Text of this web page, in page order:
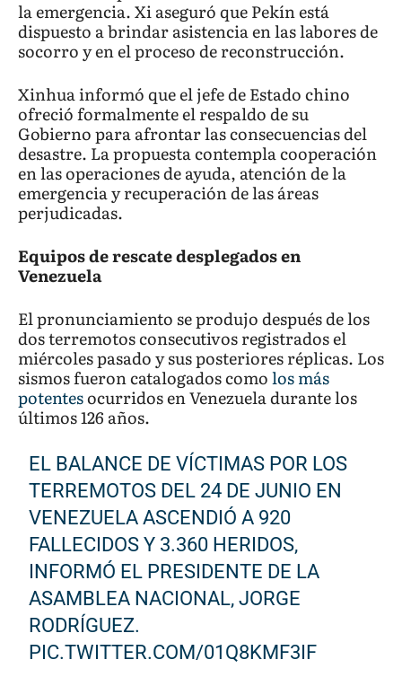
la emergencia. Xi aseguró que Pekín está
dispuesto a brindar asistencia en las labores de
socorro y en el proceso de reconstrucción.
Xinhua informó que el jefe de Estado chino
ofreció formalmente el respaldo de su
Gobierno para afrontar las consecuencias del
desastre. La propuesta contempla cooperación
en las operaciones de ayuda, atención de la
emergencia y recuperación de las áreas
perjudicadas.
Equipos de rescate desplegados en
Venezuela
El pronunciamiento se produjo después de los
dos terremotos consecutivos registrados el
miércoles pasado y sus posteriores réplicas. Los
sismos fueron catalogados comolos más
potentesocurridos en Venezuela durante los
últimos 126 años.
EL BALANCE DE VÍCTIMAS POR LOS
TERREMOTOS DEL 24 DE JUNIO EN
VENEZUELA ASCENDIÓ A 920
FALLECIDOS Y 3.360 HERIDOS,
INFORMÓ EL PRESIDENTE DE LA
ASAMBLEA NACIONAL, JORGE
RODRÍGUEZ.
PIC.TWITTER.COM/01Q8KMF3IF